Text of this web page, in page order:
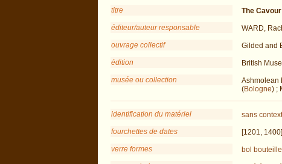
titre
The
éditeur/auteur responsable
WARD,
ouvrage collectif
Gilded and
édition
British
musée ou collection
Ashmolean
(Bologne) ;
identification du matériel
sans
fourchettes de dates
[1201, 1400]
verre formes
bol bouteille